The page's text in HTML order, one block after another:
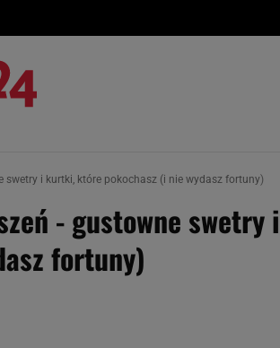
i kurtki, które pokochasz (i nie wydasz fortuny)
- gustowne swetry i
fortuny)